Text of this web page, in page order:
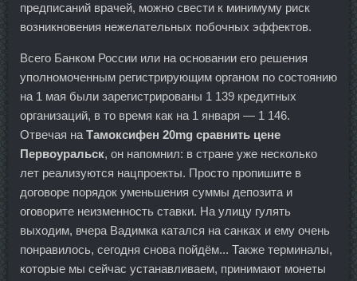
предписаний врачей, можно свести к минимуму риск
возникновения нежелательных побочных эффектов.
Всего Банком России или на основании его решения
уполномоченным регистрирующим органом по состоянию
на 1 мая были зарегистрированы 1 139 кредитных
организаций, в то время как на 1 января — 1 146.
Отвечая на Тамоксифен 20mg сравнить цене
Первоуральск, он напомнил: в стране уже несколько
лет реализуются нацпроекты. Просто пропишите в
договоре порядок уменьшения суммы депозита и
оговорите неизменность ставки. На улицу гулять
выходим, вчера Вадимка катался на санках и ему очень
понравилось, сегодня снова пойдём... Также терминалы,
которые мы сейчас устанавливаем, принимают монеты